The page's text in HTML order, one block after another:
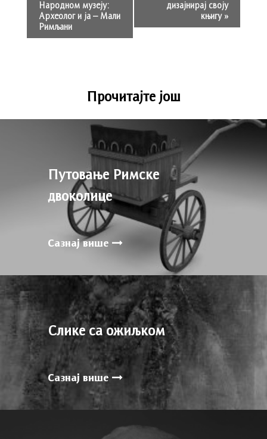
Народном музеју:
Археолог и ја – Мали
Римљани
дизајнирај своју
књигу »
Прочитајте још
Путовање Римске
двоколице
Сазнај више
Слике са ожиљком
Сазнај више